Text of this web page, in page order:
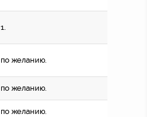
1.
по желанию.
по желанию.
по желанию.